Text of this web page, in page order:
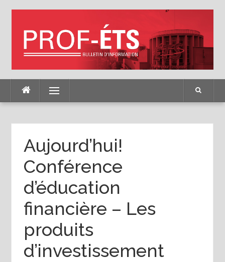
Menu
Aujourd’hui!
Conférence
d’éducation
financière – Les
produits
d’investissement